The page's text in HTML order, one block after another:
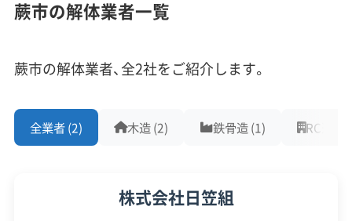
家等解
解体費用の
3分の1（上
着工された木造空き家。
所有権以外の権利がな
と等が条件です。
従業員30人以上
中間処理場保有
アスベストレベル1,2除去 ブロック塀
土木工事
蕨市の解体業者一覧
蕨市の解体業者、全2社をご紹介します。
全業者 (2) 木造 (2) 鉄骨造 (1) RC造 (0)
株式会社日笠組